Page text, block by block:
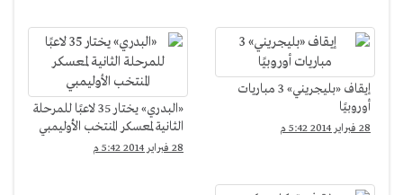
إيقاف «بليجريني» 3 مباريات
أوروبيًا
28 فبراير 2014 5:42 م
«البدري» يختار 35 لاعبًا للمرحلة
الثانية لمعسكر المنتخب الأوليمبي
28 فبراير 2014 5:42 م